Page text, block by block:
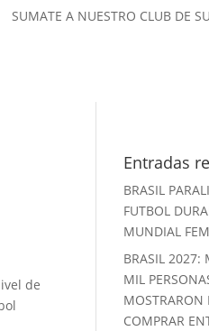
SUMATE A NUESTRO CLUB DE
de
Entradas
BRASIL
FUTBOL
MUNDIAL
BRASIL 2027:
MIL
MOSTRARON
COMPRAR